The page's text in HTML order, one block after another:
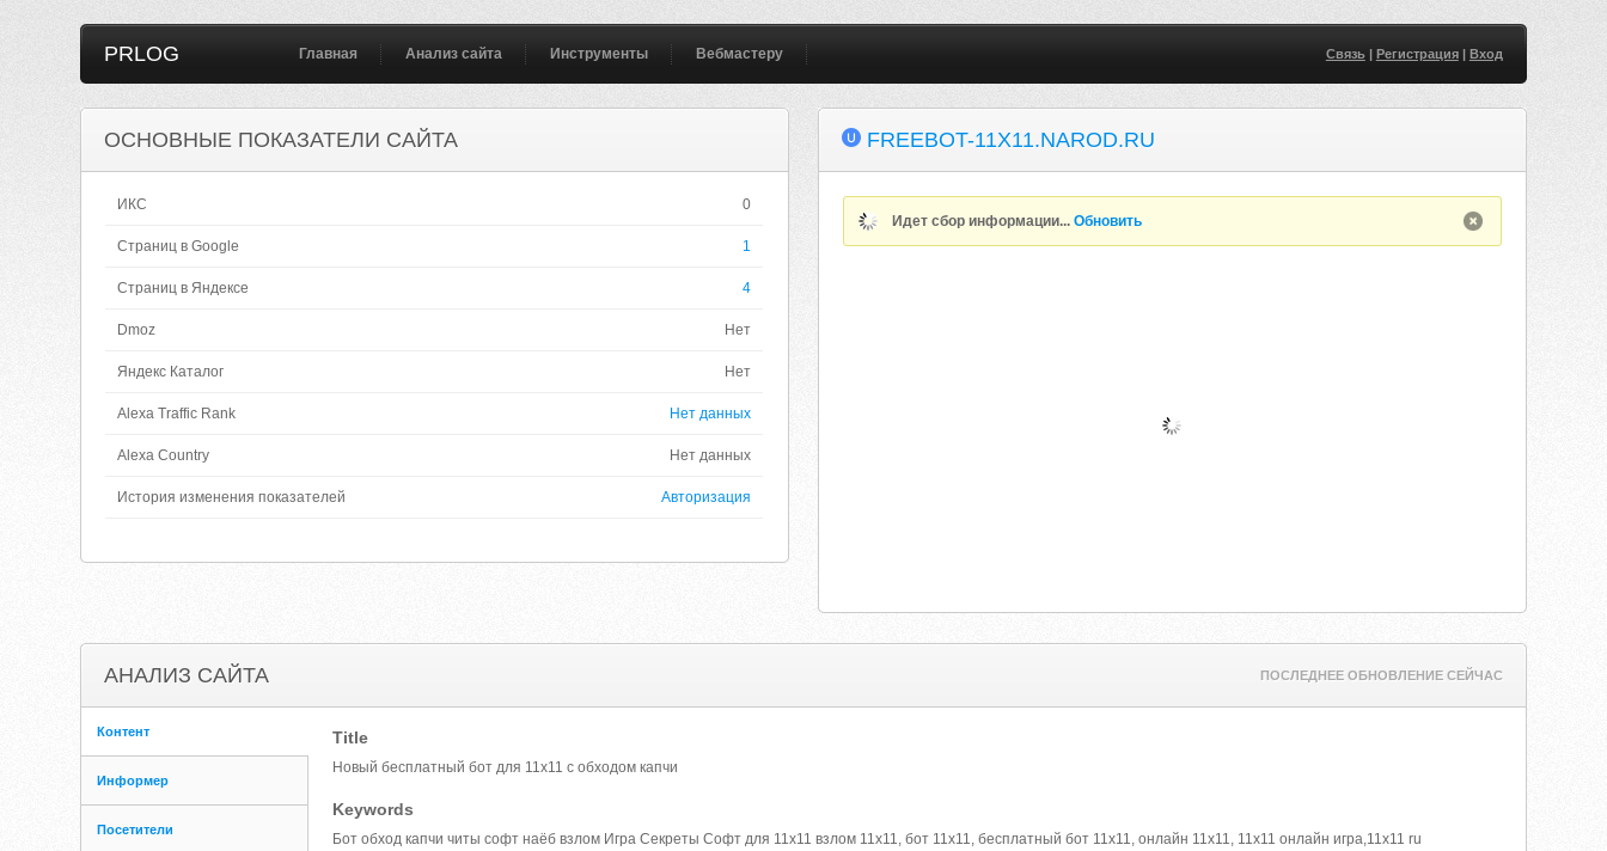
PRLOG Главная Анализ сайта Инструменты Вебмастеру Связь| Регистрация| Вход
ОСНОВНЫЕ ПОКАЗАТЕЛИ САЙТА
ИКС 0
Страниц в Google 1
Страниц в Яндексе 4
Dmoz Нет
Яндекс Каталог Нет
Alexa Traffic Rank Нет данных
Alexa Country Нет данных
История изменения показателей Авторизация
FREEBOT-11X11.NAROD.RU
Идет сбор информации...Обновить
АНАЛИЗ САЙТА ПОСЛЕДНЕЕ ОБНОВЛЕНИЕ СЕЙЧАС
Контент
Информер
Посетители
Title
Новый бесплатный бот для 11x11 с обходом капчи
Keywords
Бот обход капчи читы софт наёб взлом Игра Секреты Софт для 11х11 взлом 11x11, бот 11x11, бесплатный бот 11х11, онлайн 11x11, 11x11 онлайн игра,11x11 ru